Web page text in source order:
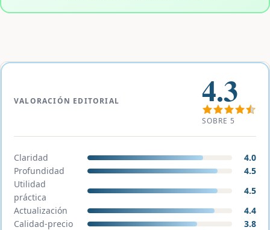
VALORACIÓN EDITORIAL 4.3
SOBRE 5
Claridad
4.0
Profundidad
4.5
Utilidad
práctica
4.5
Actualización
4.4
Calidad-precio
3.8